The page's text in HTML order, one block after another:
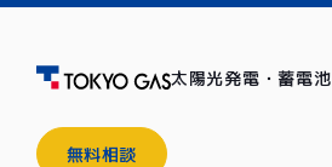
太陽光発電・蓄電池
無料相談